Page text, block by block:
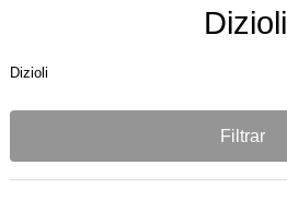
Dizioli
Dizioli
Filtrar